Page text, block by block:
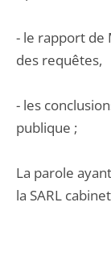
- le rapport de
des requêtes,
- les
publique ;
La parole
la SARL